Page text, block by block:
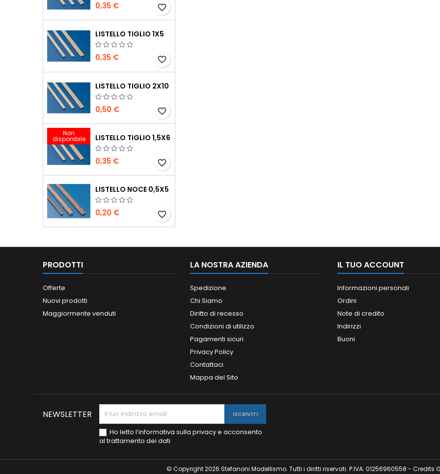
0,35 € favorite_border
LISTELLO TIGLIO 1X5
0,35 € favorite_border
LISTELLO TIGLIO 2X10
0,50 € favorite_border
Non
disponibile LISTELLO TIGLIO 1,5X6
0,35 € favorite_border
LISTELLO NOCE 0,5X5
0,20 € favorite_border
PRODOTTI
Offerte
Nuovi prodotti
Maggiormente venduti
LA NOSTRA AZIENDA
Spedizione
Chi Siamo
Diritto di recesso
Condizioni di utilizzo
Pagamenti sicuri
Privacy Policy
Contattaci
Mappa del Sito
IL TUO ACCOUNT
Informazioni personali
Ordini
Note di credito
Indirizzi
Buoni
NEWSLETTER
Ho letto l’informativa sulla privacy e acconsento
al trattamento dei dati
© Copyright 2026 Stefanoni Modellismo. Tutti i diritti riservati. P.IVA: 01256960558 - Credits